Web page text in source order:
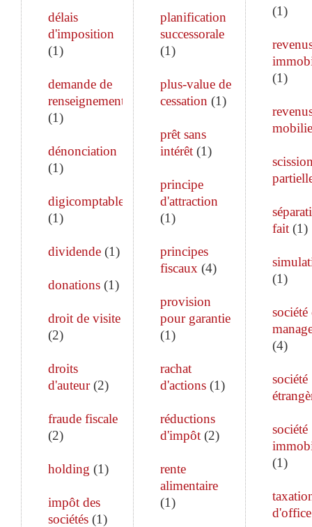
délais
d'imposition
(1)
demande de
renseignements
(1)
dénonciation
(1)
digicomptable
(1)
dividende (1)
donations (1)
droit de visite
(2)
droits
d'auteur(2)
fraude fiscale
(2)
holding (1)
impôt des
sociétés (1)
planification
successorale
(1)
plus-value de
cessation (1)
prêt sans
intérêt(1)
principe
d'attraction
(1)
principes
fiscaux (4)
provision
pour garantie
(1)
rachat
d'actions(1)
réductions
d'impôt(2)
rente
alimentaire
(1)
(1)
(1)
fait(1)
(1)
société
(4)
société
société
(1)
d'office